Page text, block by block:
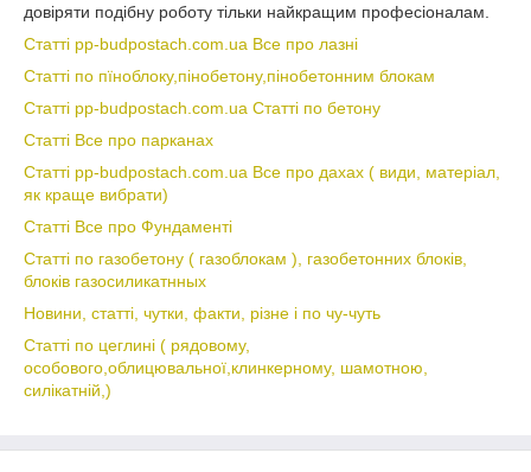
довіряти подібну роботу тільки найкращим професіоналам.
Статті pp-budpostach.com.ua Все про лазні
Статті по пїноблоку,пінобетону,пінобетонним блокам
Статті pp-budpostach.com.ua Статті по бетону
Статті Все про парканах
Статті pp-budpostach.com.ua Все про дахах ( види, матеріал,
як краще вибрати)
Статті Все про Фундаменті
Статті по газобетону ( газоблокам ), газобетонних блоків,
блоків газосиликатнных
Новини, статті, чутки, факти, різне і по чу-чуть
Статті по цеглині ( рядовому,
особового,облицювальної,клинкерному, шамотною,
силікатній,)